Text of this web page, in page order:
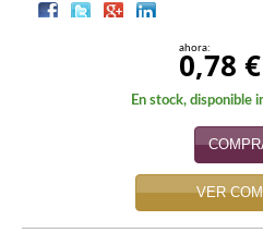
Cuentos y relatos
Divulgación científica
ahora:
0,78 €
En stock, disponible
VER